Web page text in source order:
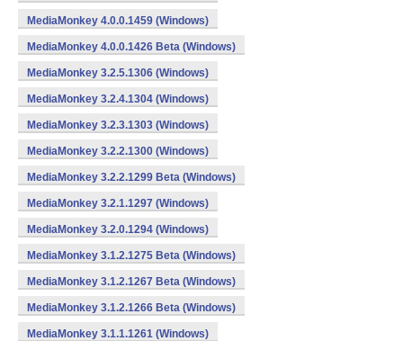
MediaMonkey 4.0.0.1459 (Windows)
MediaMonkey 4.0.0.1426 Beta (Windows)
MediaMonkey 3.2.5.1306 (Windows)
MediaMonkey 3.2.4.1304 (Windows)
MediaMonkey 3.2.3.1303 (Windows)
MediaMonkey 3.2.2.1300 (Windows)
MediaMonkey 3.2.2.1299 Beta (Windows)
MediaMonkey 3.2.1.1297 (Windows)
MediaMonkey 3.2.0.1294 (Windows)
MediaMonkey 3.1.2.1275 Beta (Windows)
MediaMonkey 3.1.2.1267 Beta (Windows)
MediaMonkey 3.1.2.1266 Beta (Windows)
MediaMonkey 3.1.1.1261 (Windows)